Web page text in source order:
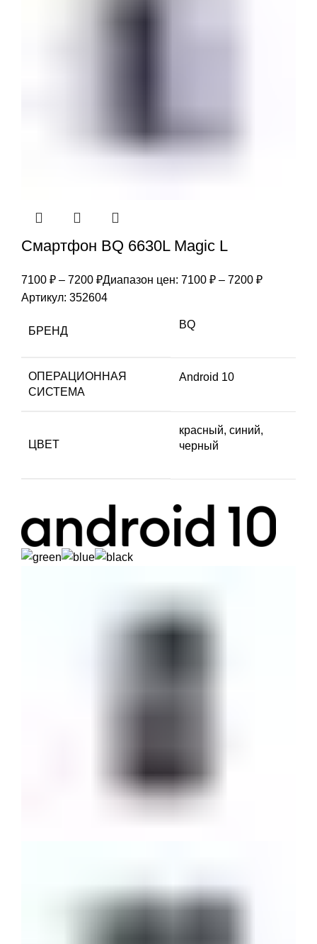
Смартфон BQ 6630L Magic L
7100 ₽ – 7200 ₽Диапазон цен: 7100 ₽ – 7200 ₽
Артикул: 352604
БРЕНД
BQ
ОПЕРАЦИОННАЯ
СИСТЕМА
Android 10
ЦВЕТ
красный, синий,
черный